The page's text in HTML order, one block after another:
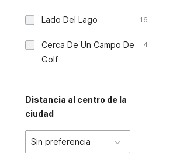
Lado Del Lago 16
Cerca De Un Campo De
Golf
4
Distancia al centro de la
ciudad
Sin preferencia